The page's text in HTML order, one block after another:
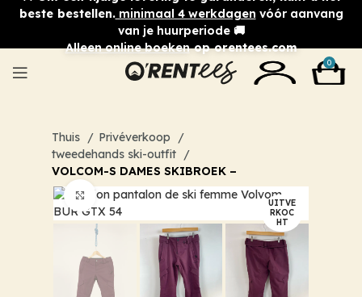
beste bestellen.minimaal 4 werkdagen vóór aanvang
van je huurperiode 🚚
Alleen online boekenop orentees.com
0
Thuis
Privéverkoop
tweedehands ski-outfit
VOLCOM-S DAMES SKIBROEK –
UITVE
RKOC
HT
Klik om te vergroten